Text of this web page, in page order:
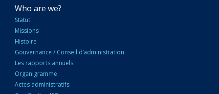
NAVIGATION
PRINCIPALE
Who are we?
Statut
Missions
Histoire
Gouvernance / Conseil d’administration
Les rapports annuels
Organigramme
Actes administratifs